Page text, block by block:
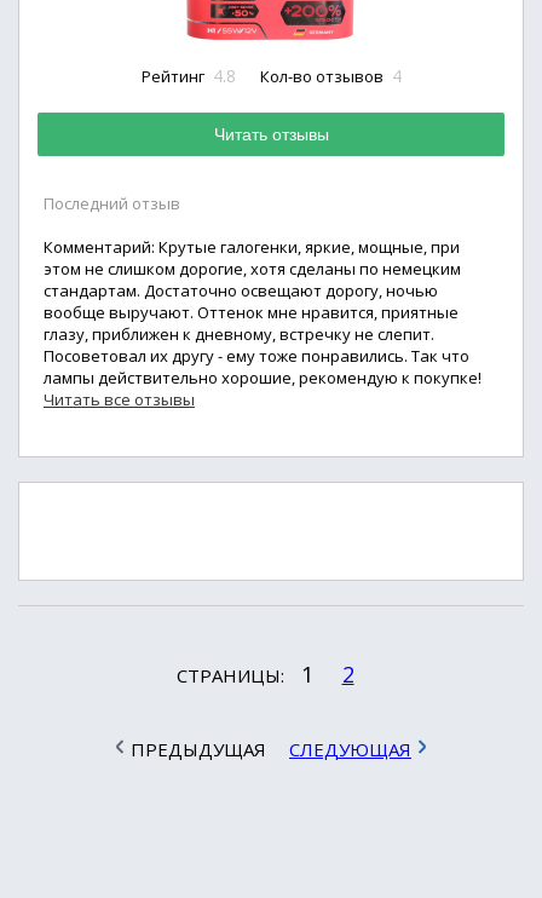
Рейтинг 4.8 Кол-во отзывов 4
Читать отзывы
Последний отзыв
Комментарий: Крутые галогенки, яркие, мощные, при
этом не слишком дорогие, хотя сделаны по немецким
стандартам. Достаточно освещают дорогу, ночью
вообще выручают. Оттенок мне нравится, приятные
глазу, приближен к дневному, встречку не слепит.
Посоветовал их другу - ему тоже понравились. Так что
лампы действительно хорошие, рекомендую к покупке!
Читать все отзывы
СТРАНИЦЫ: 1 2
ПРЕДЫДУЩАЯ СЛЕДУЮЩАЯ